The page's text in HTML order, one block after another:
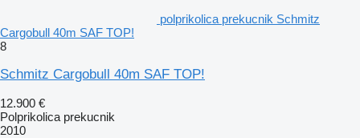
polprikolica prekucnik Schmitz
Cargobull 40m SAF TOP!
8
Schmitz Cargobull 40m SAF TOP!
12.900 €
Polprikolica prekucnik
2010